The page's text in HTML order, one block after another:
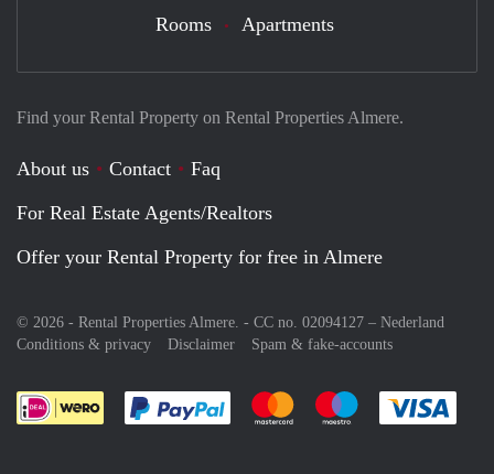
Find your Rental Property on Rental Properties Almere.
About us Contact
Faq
For Real Estate Agents/Realtors
Offer your Rental Property for free in Almere
© 2026 - Rental Properties Almere. - CC no. 02094127 – Nederland
Conditions & privacy
Disclaimer Spam & fake-accounts
Pay easily with :payment method
Pay easily with :payment
Pay easily with
Rooms Apartments